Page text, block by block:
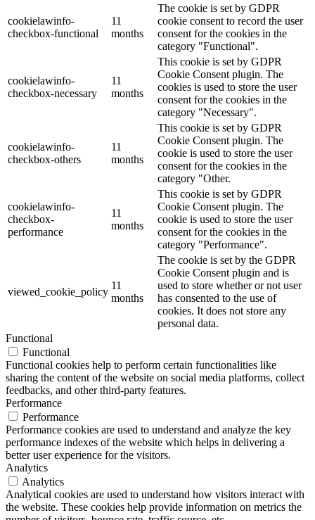
cookielawinfo-
checkbox-functional
11
months
The cookie is set by GDPR
cookie consent to record the user
consent for the cookies in the
category "Functional".
cookielawinfo-
checkbox-necessary
11
months
This cookie is set by GDPR
Cookie Consent plugin. The
cookies is used to store the user
consent for the cookies in the
category "Necessary".
cookielawinfo-
checkbox-others
11
months
This cookie is set by GDPR
Cookie Consent plugin. The
cookie is used to store the user
consent for the cookies in the
category "Other.
cookielawinfo-
checkbox-
performance
11
months
This cookie is set by GDPR
Cookie Consent plugin. The
cookie is used to store the user
consent for the cookies in the
category "Performance".
viewed_cookie_policy
11
months
The cookie is set by the GDPR
Cookie Consent plugin and is
used to store whether or not user
has consented to the use of
cookies. It does not store any
personal data.
Functional
Functional
Functional cookies help to perform certain functionalities like
sharing the content of the website on social media platforms, collect
feedbacks, and other third-party features.
Performance
Performance
Performance cookies are used to understand and analyze the key
performance indexes of the website which helps in delivering a
better user experience for the visitors.
Analytics
Analytics
Analytical cookies are used to understand how visitors interact with
the website. These cookies help provide information on metrics the